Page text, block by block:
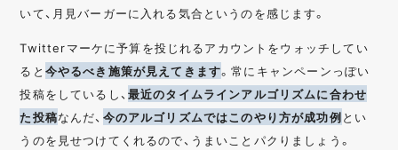
いて、月見バーガーに入れる気合というのを感じます。
Twitterマーケに予算を投じれるアカウントをウォッチしてい
ると 今やるべき施策が見えてきます。常にキャンペーンっぽい
投稿をしているし、最近のタイムラインアルゴリズムに合わせ
た投稿なんだ、 今のアルゴリズムではこのやり方が成功例とい
うのを見せつけてくれるので、うまいことパクりましょう。